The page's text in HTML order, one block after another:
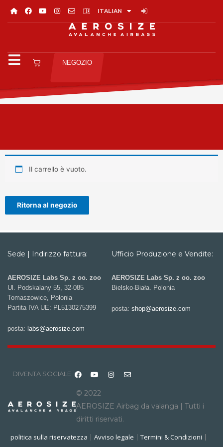
ITALIAN
NEGOZIO
CARRELLO NEGOZIO
Il carrello è vuoto.
Ritorna al negozio
Sede | Indirizzo fattura:
AEROSIZE Labs Sp. z oo. zoo
Ul. Podskalany 55, 32-085
Tomaszowice, Polonia
Partita IVA UE: PL5130275399
posta: labs@aerosize.com
Ufficio Produzione e Vendite:
AEROSIZE Labs Sp. z oo. zoo
Bielsko-Biała. Polonia
posta: shop@aerosize.com
© 2022
AEROSIZE Airbag da valanga | Tutti i
diritti riservati.
politica sulla riservatezza
Avviso legale Termini & Condizioni
DIVENTA SOCIALE